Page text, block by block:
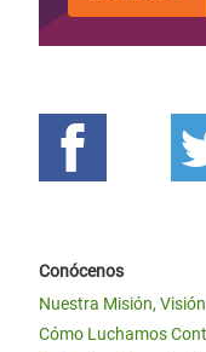
Conócenos
Nuestra Misión,
Cómo Luchamos